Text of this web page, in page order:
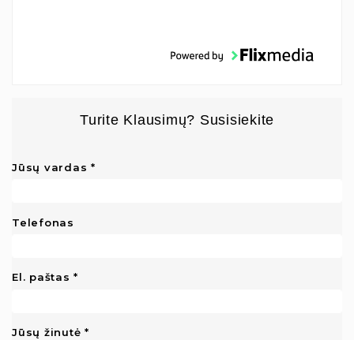
Turite Klausimų? Susisiekite
Jūsų vardas
Telefonas
El. paštas
Jūsų žinutė